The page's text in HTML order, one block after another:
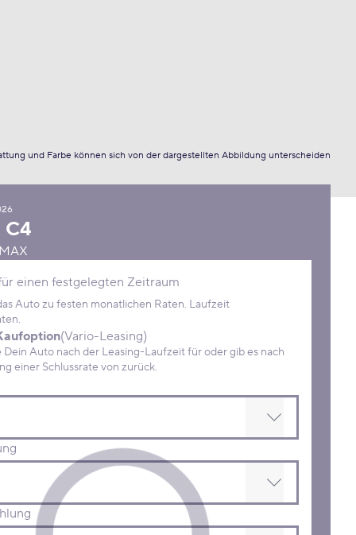
und Farbe können sich von der dargestellten Abbildung unterscheiden
C4
einen festgelegten Zeitraum
Auto zu festen monatlichen Raten. Laufzeit
(Vario-Leasing)
Auto nach der Leasing-Laufzeit für oder gib es nach
Zahlung einer Schlussrate von zurück.